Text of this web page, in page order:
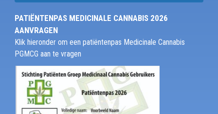
PATIËNTENPAS MEDICINALE CANNABIS 2026
AANVRAGEN
Klik hieronder om een patiëntenpas Medicinale Cannabis
PGMCG aan te vragen